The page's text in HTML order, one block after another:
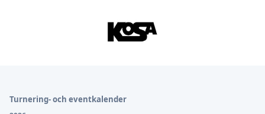
Turnering- och eventkalender